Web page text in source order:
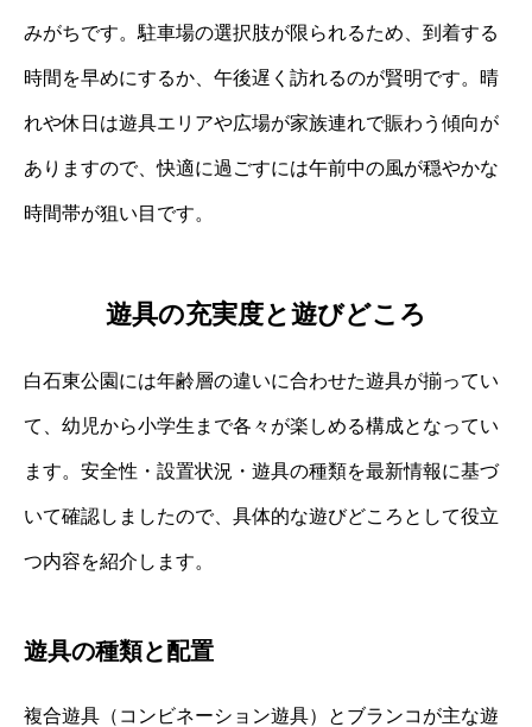
みがちです。駐車場の選択肢が限られるため、到着する
時間を早めにするか、午後遅く訪れるのが賢明です。晴
れや休日は遊具エリアや広場が家族連れで賑わう傾向が
ありますので、快適に過ごすには午前中の風が穏やかな
時間帯が狙い目です。
遊具の充実度と遊びどころ
白石東公園には年齢層の違いに合わせた遊具が揃ってい
て、幼児から小学生まで各々が楽しめる構成となってい
ます。安全性・設置状況・遊具の種類を最新情報に基づ
いて確認しましたので、具体的な遊びどころとして役立
つ内容を紹介します。
遊具の種類と配置
複合遊具（コンビネーション遊具）とブランコが主な遊